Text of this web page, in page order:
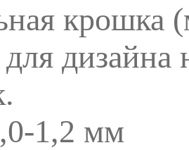
дизайна
1,2 мм